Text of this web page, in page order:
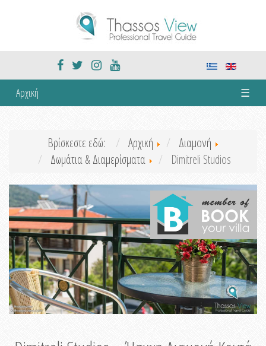
Αρχική ☰
Βρίσκεστε εδώ: Αρχική
Διαμονή
Δωμάτια & Διαμερίσματα
Dimitreli Studios